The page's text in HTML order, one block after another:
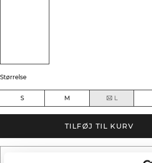
Størrelse
S M L
TILFØJ TIL KURV
TILFØJ TIL